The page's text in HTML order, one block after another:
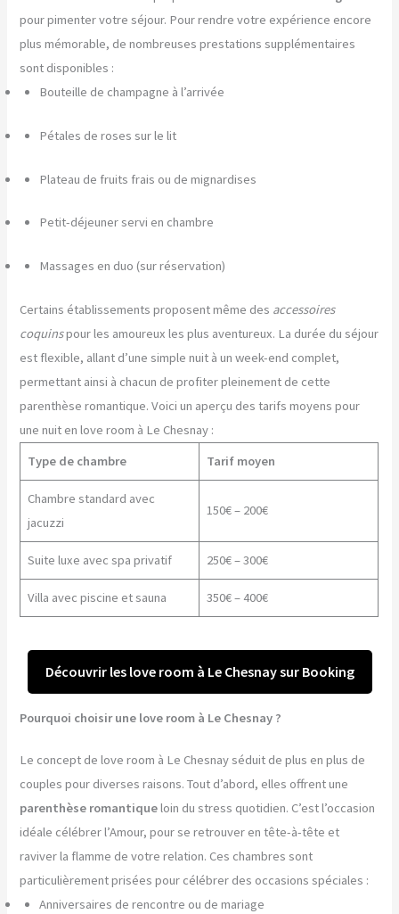
pour pimenter votre séjour. Pour rendre votre expérience encore
plus mémorable, de nombreuses prestations supplémentaires
sont disponibles :
Bouteille de champagne à l’arrivée
Pétales de roses sur le lit
Plateau de fruits frais ou de mignardises
Petit-déjeuner servi en chambre
Massages en duo (sur réservation)
Certains établissements proposent même des accessoires
coquinspour les amoureux les plus aventureux. La durée du séjour
est flexible, allant d’une simple nuit à un week-end complet,
permettant ainsi à chacun de profiter pleinement de cette
parenthèse romantique. Voici un aperçu des tarifs moyens pour
une nuit en love room à Le Chesnay :
Type de chambre
Tarif moyen
Chambre standard avec
jacuzzi
150€ – 200€
Suite luxe avec spa privatif 250€ – 300€
Villa avec piscine et sauna 350€ – 400€
Découvrir les love room à Le Chesnay sur Booking
Pourquoi choisir une love room à Le Chesnay ?
Le concept de love room à Le Chesnay séduit de plus en plus de
couples pour diverses raisons. Tout d’abord, elles offrent une
parenthèse romantiqueloin du stress quotidien. C’est l’occasion
idéale célébrer l’Amour, pour se retrouver en tête-à-tête et
raviver la flamme de votre relation. Ces chambres sont
particulièrement prisées pour célébrer des occasions spéciales :
Anniversaires de rencontre ou de mariage